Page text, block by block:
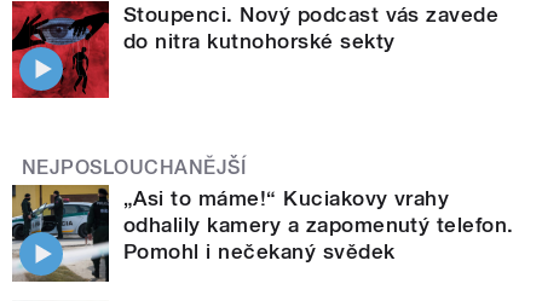
Stoupenci. Nový podcast vás zavede
do nitra kutnohorské sekty
NEJPOSLOUCHANĚJŠÍ
„Asi to máme!“ Kuciakovy vrahy
odhalily kamery a zapomenutý telefon.
Pomohl i nečekaný svědek